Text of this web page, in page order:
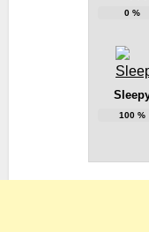
0 %
100 %